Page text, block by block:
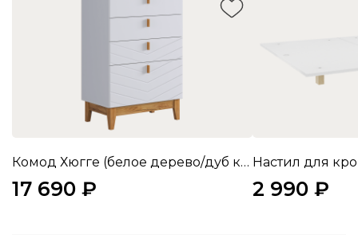
Комод Хюгге (белое дерево/дуб крафт золотой/белый матовый)
17 690 ₽
Настил для
2 990 ₽